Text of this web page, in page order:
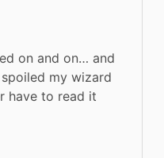
on and on… and
my wizard
have to read it